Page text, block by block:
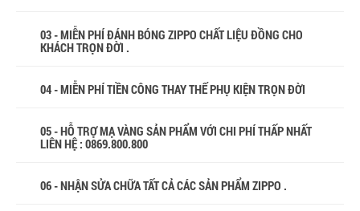
03 - MIỄN PHÍ ĐÁNH BÓNG ZIPPO CHẤT LIỆU ĐỒNG CHO
KHÁCH TRỌN ĐỜI .
04 - MIỄN PHÍ TIỀN CÔNG THAY THẾ PHỤ KIỆN TRỌN ĐỜI
05 - HỖ TRỢ MẠ VÀNG SẢN PHẨM VỚI CHI PHÍ THẤP NHẤT
LIÊN HỆ : 0869.800.800
06 - NHẬN SỬA CHỮA TẤT CẢ CÁC SẢN PHẨM ZIPPO .